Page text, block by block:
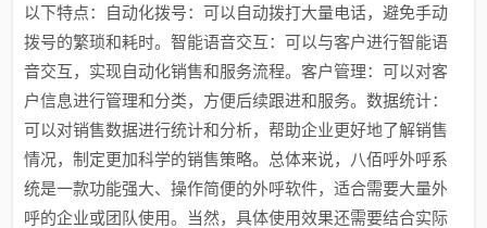
以下特点：自动化拨号：可以自动拨打大量电话，避免手动
拨号的繁琐和耗时。智能语音交互：可以与客户进行智能语
音交互，实现自动化销售和服务流程。客户管理：可以对客
户信息进行管理和分类，方便后续跟进和服务。数据统计：
可以对销售数据进行统计和分析，帮助企业更好地了解销售
情况，制定更加科学的销售策略。总体来说，八佰呼外呼系
统是一款功能强大、操作简便的外呼软件，适合需要大量外
呼的企业或团队使用。当然，具体使用效果还需要结合实际